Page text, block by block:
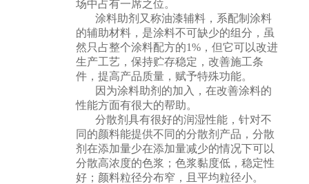
场中占有一席之位。
涂料助剂又称油漆辅料，系配制涂料
的辅助材料，是涂料不可缺少的组分，虽
然只占整个涂料配方的1%，但它可以改进
生产工艺，保持贮存稳定，改善施工条
件，提高产品质量，赋予特殊功能。
因为涂料助剂的加入，在改善涂料的
性能方面有很大的帮助。
分散剂具有很好的润湿性能，针对不
同的颜料能提供不同的分散剂产品，分散
剂在添加量少在添加量减少的情况下可以
分散高浓度的色浆；色浆黏度低，稳定性
好；颜料粒径分布窄，且平均粒径小。